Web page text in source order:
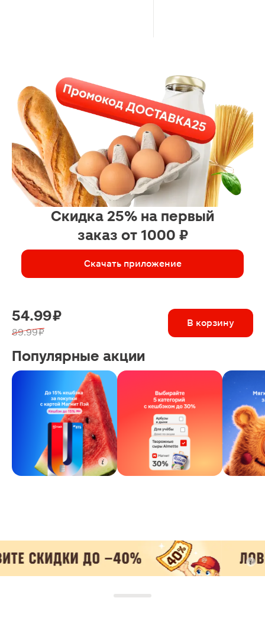
Скидка 25% на первый
заказ от 1000 ₽
Скачать приложение
54.99 ₽
89.99 ₽
В корзину
Популярные акции